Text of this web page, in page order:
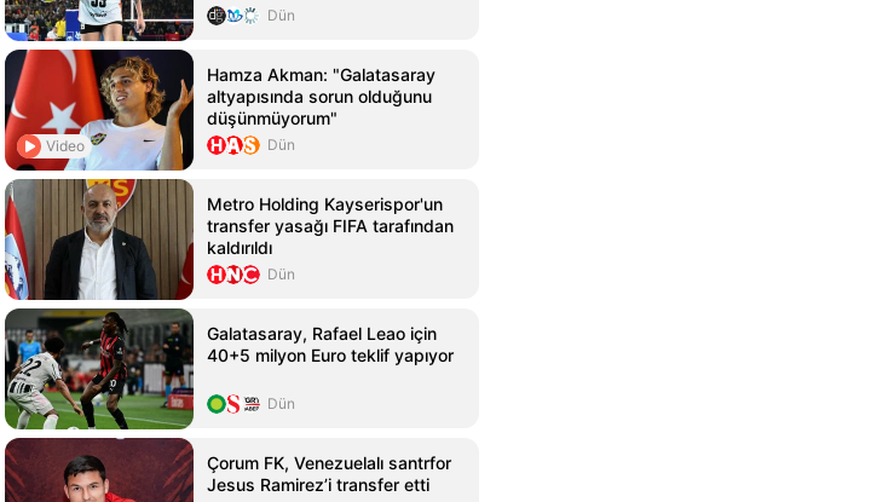
Dün
Video
Hamza Akman: "Galatasaray
altyapısında sorun olduğunu
düşünmüyorum"
Dün
Metro Holding Kayserispor'un
transfer yasağı FIFA tarafından
kaldırıldı
Dün
Galatasaray, Rafael Leao için
40+5 milyon Euro teklif yapıyor
Dün
Çorum FK, Venezuelalı santrfor
Jesus Ramirez’i transfer etti